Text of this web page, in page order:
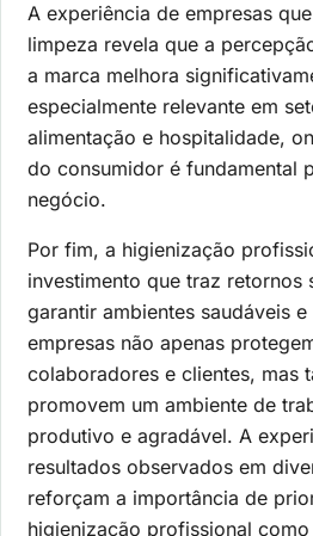
A experiência de empresas
limpeza revela que a
a marca melhora
especialmente relevante em
alimentação e hospitalidade,
do consumidor é fundamental
negócio.
Por fim, a higienização
investimento que traz retornos
garantir ambientes saudáveis
empresas não apenas
colaboradores e clientes, mas
promovem um ambiente de
produtivo e agradável. A
resultados observados em
reforçam a importância de
higienização profissional